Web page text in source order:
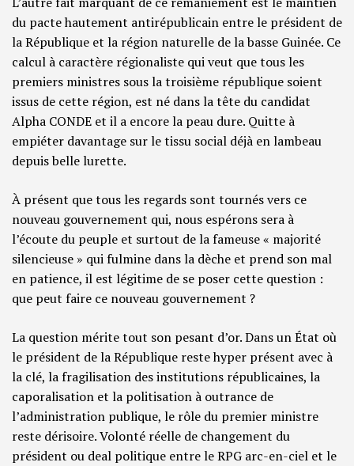
du pacte hautement antirépublicain entre le président de
la République et la région naturelle de la basse Guinée. Ce
calcul à caractère régionaliste qui veut que tous les
premiers ministres sous la troisième république soient
issus de cette région, est né dans la tête du candidat
Alpha CONDE et il a encore la peau dure. Quitte à
empiéter davantage sur le tissu social déjà en lambeau
depuis belle lurette.
À présent que tous les regards sont tournés vers ce
nouveau gouvernement qui, nous espérons sera à
l’écoute du peuple et surtout de la fameuse « majorité
silencieuse » qui fulmine dans la dèche et prend son mal
en patience, il est légitime de se poser cette question :
que peut faire ce nouveau gouvernement ?
La question mérite tout son pesant d’or. Dans un État où
le président de la République reste hyper présent avec à
la clé, la fragilisation des institutions républicaines, la
caporalisation et la politisation à outrance de
l’administration publique, le rôle du premier ministre
reste dérisoire. Volonté réelle de changement du
président ou deal politique entre le RPG arc-en-ciel et le